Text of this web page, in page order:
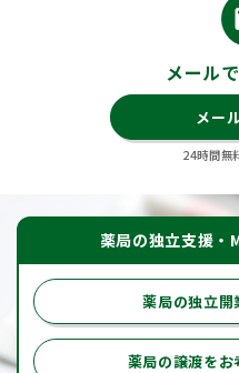
メール
メー
24時間無
薬局の独立支援・
薬局の独立開
薬局の譲渡を